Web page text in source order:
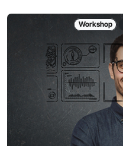
Workshop